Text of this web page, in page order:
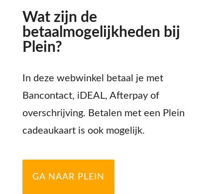
Wat zijn de
betaalmogelijkheden bij
Plein?
In deze webwinkel betaal je met
Bancontact, iDEAL, Afterpay of
overschrijving. Betalen met een Plein
cadeaukaart is ook mogelijk.
GA NAAR PLEIN